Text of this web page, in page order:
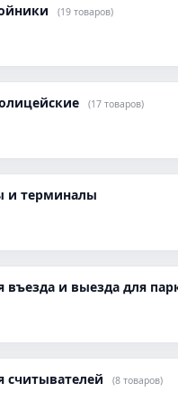
(19 товаров)
(17 товаров)
и терминалы
въезда и выезда для
считывателей (8 товаров)